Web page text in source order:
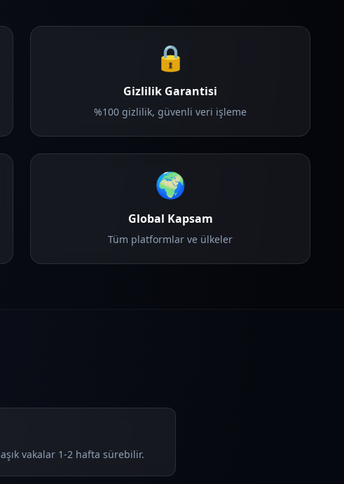
🔒
Gizlilik Garantisi
%100 gizlilik, güvenli veri işleme
🌍
Global Kapsam
Tüm platformlar ve ülkeler
vakalar 1-2 hafta sürebilir.